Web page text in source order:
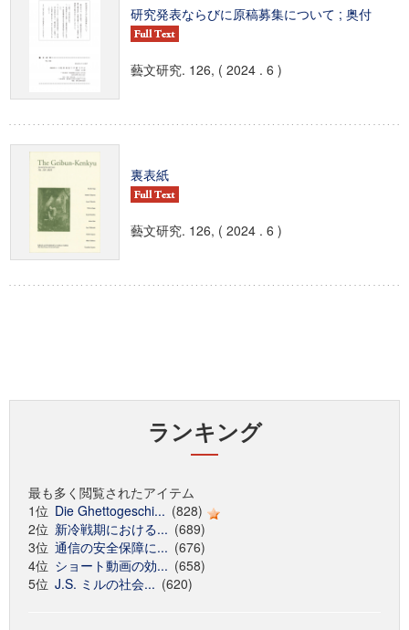
研究発表ならびに原稿募集について ; 奥付
藝文研究. 126, ( 2024 . 6 )
裏表紙
藝文研究. 126, ( 2024 . 6 )
ランキング
最も多く閲覧されたアイテム
1位 Die Ghettogeschi... (828)
2位 新冷戦期における... (689)
3位 通信の安全保障に... (676)
4位 ショート動画の効... (658)
5位 J.S. ミルの社会... (620)